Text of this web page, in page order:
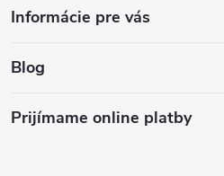
Informácie pre vás
Blog
Prijímame online platby